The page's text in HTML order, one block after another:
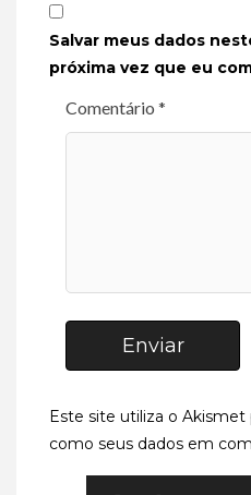
Salvar meus dados
próxima vez que eu
Comentário *
Enviar
Este site utiliza o Akismet
como seus dados em